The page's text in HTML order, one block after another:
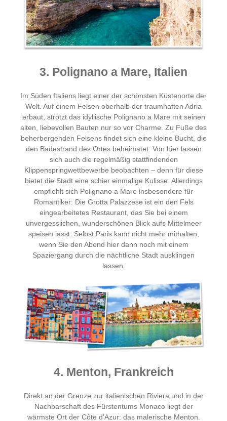
3. Polignano a Mare, Italien
Im Süden Italiens liegt einer der schönsten Küstenorte der
Welt. Auf einem Felsen oberhalb der traumhaften Adria
erbaut, strotzt das idyllische Polignano a Mare mit seinen
alten, liebevollen Bauten nur so vor Charme. Zu Fuße des
beherbergenden Felsens findet sich eine kleine Bucht, die
den Badestrand des Ortes beheimatet. Von hier lassen
sich auch die regelmäßig stattfindenden
Klippenspringwettbewerbe beobachten – denn für diese
bietet die Stadt eine schier einmalige Kulisse. Allerdings
empfiehlt sich Polignano a Mare insbesondere für
Romantiker: Die Grotta Palazzese ist ein den Fels
eingearbeitetes Restaurant, das Sie bei einem
unvergesslichen, wunderschönen Blick aufs Mittelmeer
speisen lässt. Selbst Paris kann nicht mehr mithalten,
wenn Sie den Abend hier dann noch mit einem
Spaziergang durch die nächtliche Stadt ausklingen
lassen.
4. Menton, Frankreich
Direkt an der Grenze zur italienischen Riviera und in der
Nachbarschaft des Fürstentums Monaco liegt der
wärmste Ort der Côte d’Azur: das malerische Menton.